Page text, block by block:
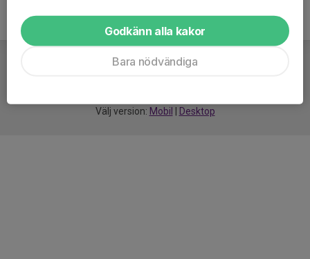
Välj version: Mobil Desktop
Godkänn alla kakor
Bara nödvändiga